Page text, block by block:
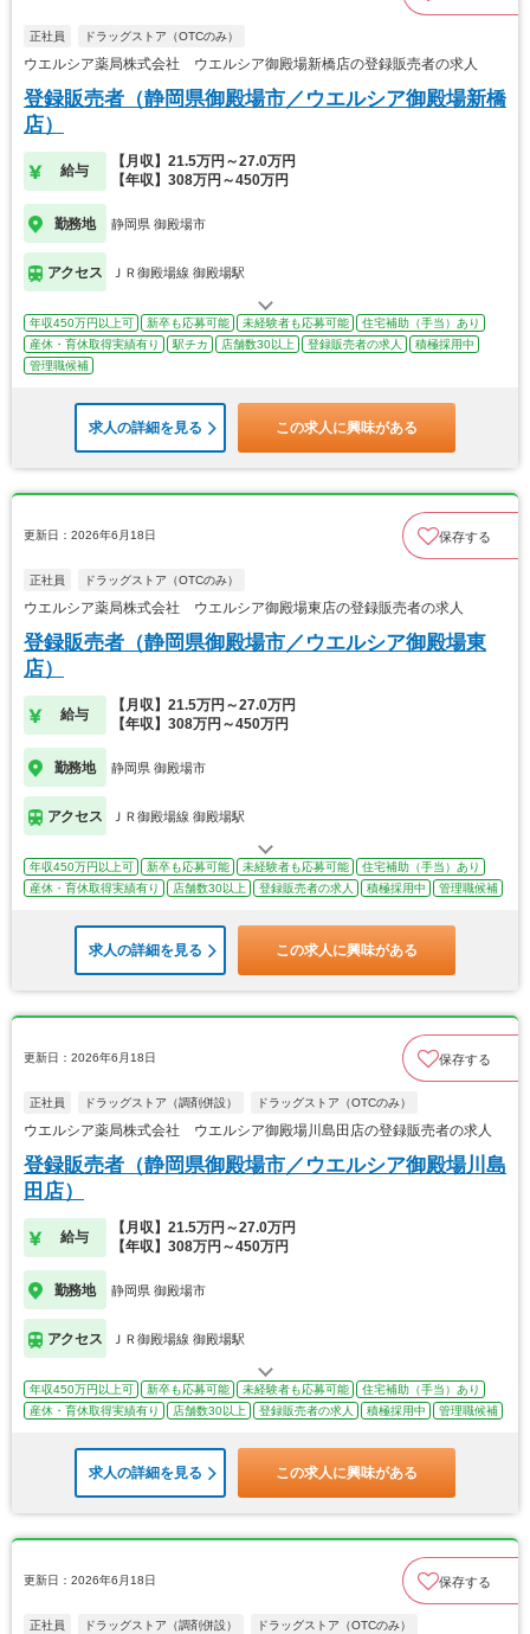
正社員 ドラッグストア（OTCのみ）
ウエルシア薬局株式会社 ウエルシア御殿場新橋店の登録販売者の求人
登録販売者（静岡県御殿場市／ウエルシア御殿場新橋
店）
給与
【月収】21.5万円～27.0万円
【年収】308万円～450万円
勤務地 静岡県 御殿場市
アクセス ＪＲ御殿場線 御殿場駅
年収450万円以上可 新卒も応募可能 未経験者も応募可能
住宅補助（手当）あり
産休・育休取得実績有り
駅チカ 店舗数30以上 登録販売者の求人
積極採用中
管理職候補
求人の詳細を見る この求人に興味がある
更新日：2026年6月18日 保存する
正社員 ドラッグストア（OTCのみ）
ウエルシア薬局株式会社 ウエルシア御殿場東店の登録販売者の求人
登録販売者（静岡県御殿場市／ウエルシア御殿場東
店）
給与
【月収】21.5万円～27.0万円
【年収】308万円～450万円
勤務地 静岡県 御殿場市
アクセス ＪＲ御殿場線 御殿場駅
年収450万円以上可 新卒も応募可能 未経験者も応募可能
住宅補助（手当）あり
産休・育休取得実績有り
店舗数30以上 登録販売者の求人 積極採用中 管理職候補
求人の詳細を見る この求人に興味がある
更新日：2026年6月18日 保存する
正社員 ドラッグストア（調剤併設） ドラッグストア（OTCのみ）
ウエルシア薬局株式会社 ウエルシア御殿場川島田店の登録販売者の求人
登録販売者（静岡県御殿場市／ウエルシア御殿場川島
田店）
給与
【月収】21.5万円～27.0万円
【年収】308万円～450万円
勤務地 静岡県 御殿場市
アクセス ＪＲ御殿場線 御殿場駅
年収450万円以上可 新卒も応募可能 未経験者も応募可能
住宅補助（手当）あり
産休・育休取得実績有り
店舗数30以上 登録販売者の求人 積極採用中 管理職候補
求人の詳細を見る この求人に興味がある
更新日：2026年6月18日 保存する
正社員 ドラッグストア（調剤併設） ドラッグストア（OTCのみ）